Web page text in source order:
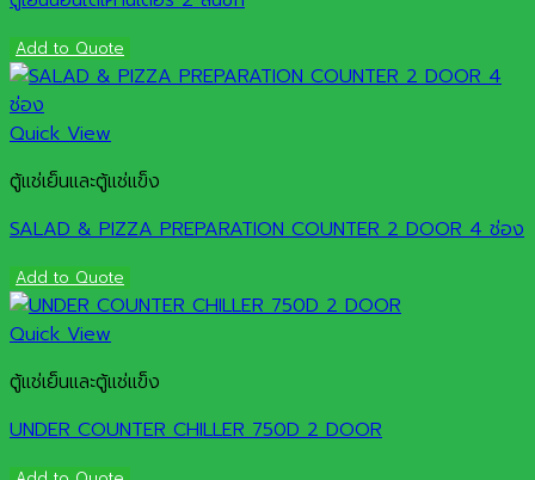
Add to Quote
Quick View
ตู้แช่เย็นและตู้แช่แข็ง
SALAD & PIZZA PREPARATION COUNTER 2 DOOR 4 ช่อง
Add to Quote
Quick View
ตู้แช่เย็นและตู้แช่แข็ง
UNDER COUNTER CHILLER 750D 2 DOOR